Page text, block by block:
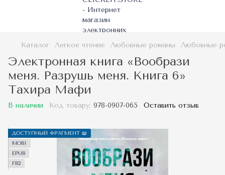
Каталог Легкое чтение Любовные романы Любовные
Электронная книга «Вообрази
меня. Разрушь меня. Книга 6»
Тахира Мафи
В наличии Код товару: 978-0907-065 Оставить отзыв
ДОСТУПНЫЙ ФРАГМЕНТ 📖
MOBI
EPUB
FB2